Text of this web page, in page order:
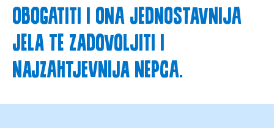
obogatiti i ona jednostavnija
jela te zadovoljiti i
najzahtjevnija nepca.